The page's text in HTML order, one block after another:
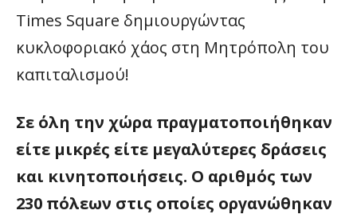
Times Square δημιουργώντας
κυκλοφοριακό χάος στη Μητρόπολη του
καπιταλισμού!
Σε όλη την χώρα πραγματοποιήθηκαν
είτε μικρές είτε μεγαλύτερες δράσεις
και κινητοποιήσεις. Ο αριθμός των
230 πόλεων στις οποίες οργανώθηκαν